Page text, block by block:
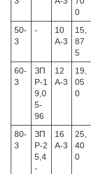
0
50-
3
-
10
А-3
15,
87
5
60-
3
ЗП
Р-1
9,0
5-
96
12
А-3
19,
05
0
80-
3
ЗП
Р-2
5,4
-
16
А-3
25,
40
0